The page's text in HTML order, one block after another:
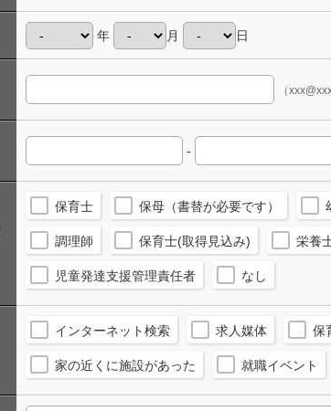
年 月 日
（
-
保育士 保母（書替が必要です）
調理師 保育士(取得見込み) 栄養
児童発達支援管理責任者 なし
インターネット検索 求人媒体 保
家の近くに施設があった 就職イベント